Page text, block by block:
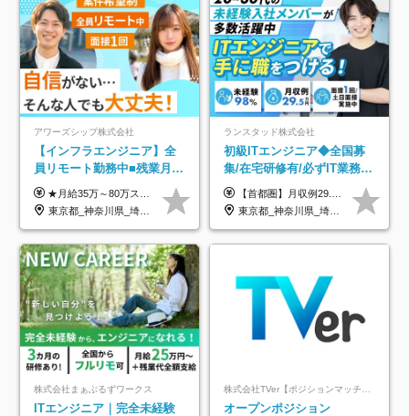
アワーズシップ株式会社
【インフラエンジニア】全
員リモート勤務中■残業月
3h■最大3ヶ月の連休あり■
年休126日■20～30代活躍
中！
★月給35万～80万スタートも可 【未経験の方】 ■月給26万～80万＋賞与年2回（年2ヶ月分） 【何かしらのインフラエンジニア経験をお持ちの方】 ■月給35万～80万＋賞与年2回（年2ヶ月分） ※スキル・経験などを考慮し決定します ※試用期間6ヶ月あり。期間中は契約社員となります。その他の待遇に差異はありません（試用期間終了後、昇給の可能性あり） ※上記金額には固定残業代（月30時間分／4万9600円～15万2600円）を含みます。超過分は別途支給いたします。 ＼頑張りはインセンティブで還元！／ クライアントに貢献度を評価され、当社のエンジニアが追加で案件に参画することになるなど、会社にとって利益になる行動はしっかり評価します。 会社の成長に貢献できていることを実感でき、「もっと頑張ろう」と思える体制づくりを整えています！
東京都_神奈川県_埼玉県_千葉県_大阪府
ランスタッド株式会社
初級ITエンジニア◆全国募
集/在宅研修有/必ずIT業務配
属/月収例29.5万円/Web面接
1回/SE
【首都圏】月収例29.5万円（月給26万円＋諸手当） 【東海・関西】月収例28.5万円（月給25万円＋諸手当） 【九州】月収例26万円（月給23万円＋諸手当） ※経験・スキル・前職給与を踏まえ、総合的に判断して決定します。 例：首都圏 月収例31万円（月給27万円＋諸手当） ◆各種手当 ・通勤手当（上限4万円まで） ・残業代手当（1分単位で全額支給） ※固定残業代制は採用しておりません ・深夜勤務手当 ・資格取得支援（ランクに応じてお祝い金1万円～10万円を支給） ◆昇給：年1回 ◆補足 ・研修中1ヶ月間は、時給1670円となります。 ・試用期間6ヶ月あり。その間の待遇に変更はありません。 ※詳細は面接時にご案内します。
東京都_神奈川県_埼玉県_千葉県_大阪府_愛知県_兵庫県_京都府_福岡県
株式会社まぁぶるずワークス
ITエンジニア｜完全未経験
オープンポジション